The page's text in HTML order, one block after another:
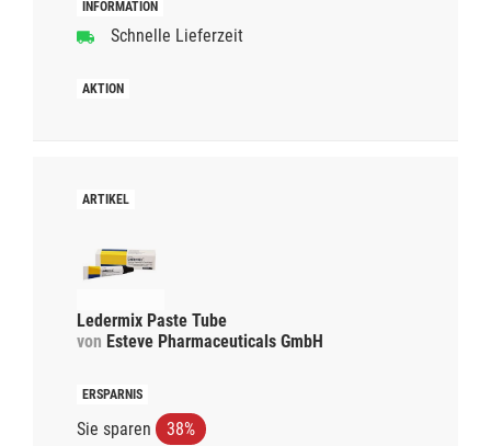
Schnelle Lieferzeit
Ledermix Paste Tube
von Esteve Pharmaceuticals GmbH
Sie sparen 38%